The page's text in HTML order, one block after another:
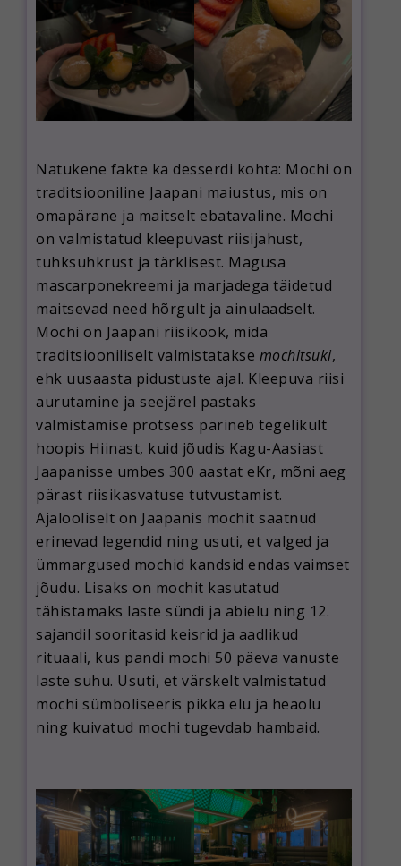
Natukene fakte ka desserdi kohta: Mochi on
traditsiooniline Jaapani maiustus, mis on
omapärane ja maitselt ebatavaline. Mochi
on valmistatud kleepuvast riisijahust,
tuhksuhkrust ja tärklisest. Magusa
mascarponekreemi ja marjadega täidetud
maitsevad need hõrgult ja ainulaadselt.
Mochi on Jaapani riisikook, mida
traditsiooniliselt valmistatakse mochitsuki,
ehk uusaasta pidustuste ajal. Kleepuva riisi
aurutamine ja seejärel pastaks
valmistamise protsess pärineb tegelikult
hoopis Hiinast, kuid jõudis Kagu-Aasiast
Jaapanisse umbes 300 aastat eKr, mõni aeg
pärast riisikasvatuse tutvustamist.
Ajalooliselt on Jaapanis mochit saatnud
erinevad legendid ning usuti, et valged ja
ümmargused mochid kandsid endas vaimset
jõudu. Lisaks on mochit kasutatud
tähistamaks laste sündi ja abielu ning 12.
sajandil sooritasid keisrid ja aadlikud
rituaali, kus pandi mochi 50 päeva vanuste
laste suhu. Usuti, et värskelt valmistatud
mochi sümboliseeris pikka elu ja heaolu
ning kuivatud mochi tugevdab hambaid.